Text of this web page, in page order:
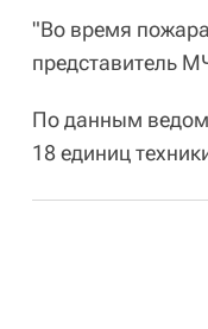
"Во время
представитель
По данным
18 единиц